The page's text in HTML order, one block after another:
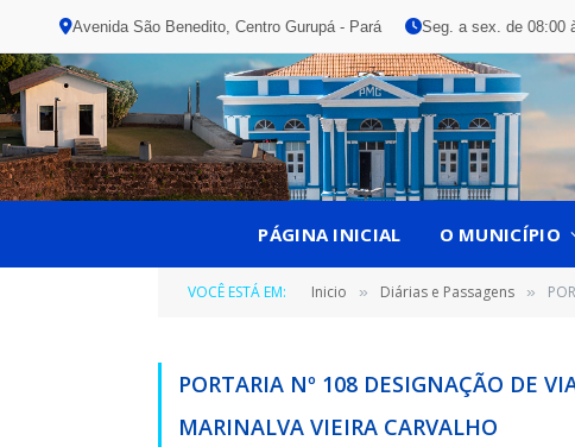
Avenida São Benedito, Centro Gurupá - Pará Seg. a sex. de 08:00
PÁGINA INICIAL O MUNICÍPIO
VOCÊ ESTÁ EM: Inicio » Diárias e Passagens »
PORTARIA Nº 108 DESIGNAÇÃO DE
MARINALVA VIEIRA CARVALHO